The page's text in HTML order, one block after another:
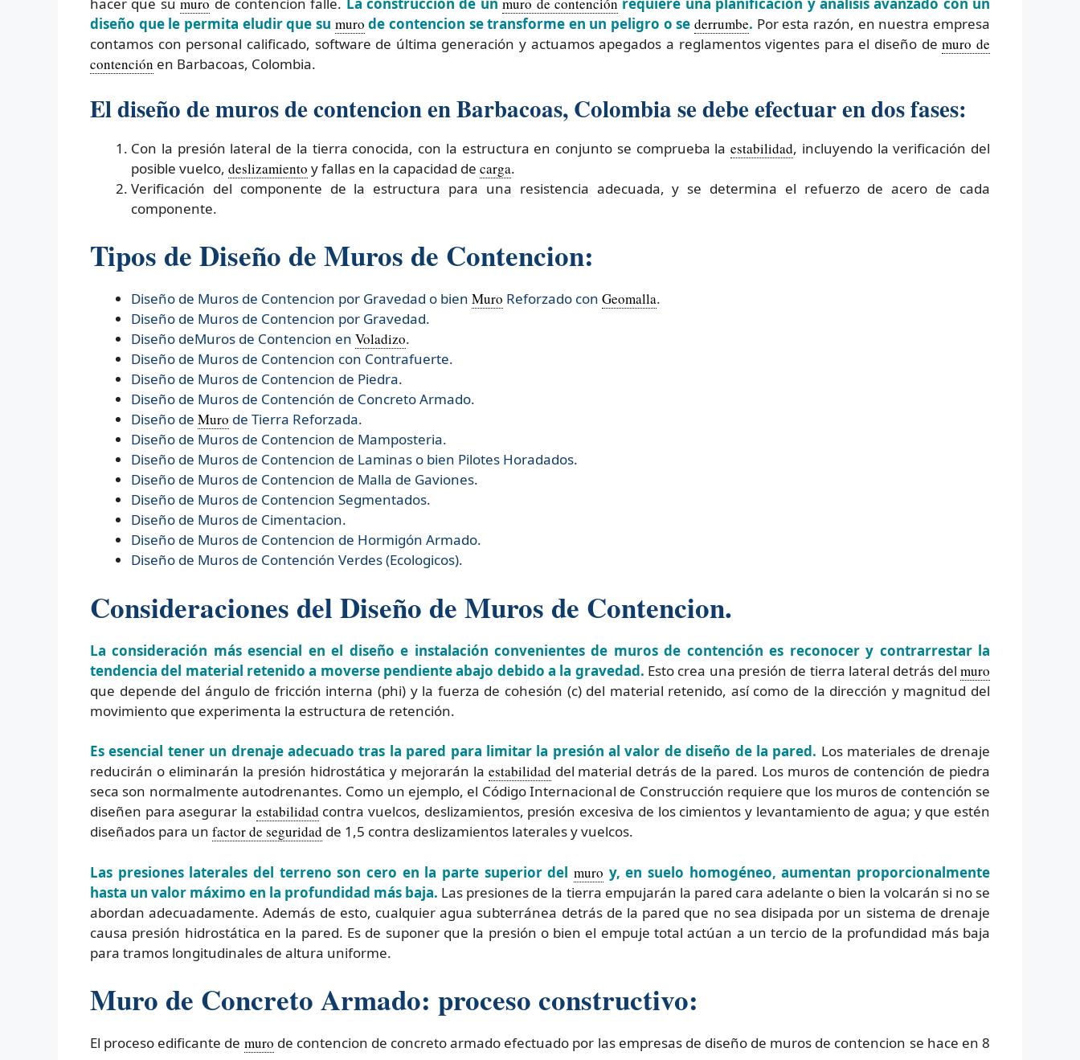
hacer que sumuro de contencion falle. La construcción de unmuro de contención requiere una planificación y analisis avanzado con un
diseño que le permita eludir que su muro de contencion se transforme en un peligro o sederrumbe. Por esta razón, en nuestra empresa
contamos con personal calificado, software de última generación y actuamos apegados a reglamentos vigentes para el diseño demuro de
contención en Barbacoas, Colombia.
El diseño de muros de contencion en Barbacoas, Colombia se debe efectuar en dos fases:
Con la presión lateral de la tierra conocida, con la estructura en conjunto se comprueba la estabilidad, incluyendo la verificación del
posible vuelco, deslizamiento y fallas en la capacidad de carga.
Verificación del componente de la estructura para una resistencia adecuada, y se determina el refuerzo de acero de cada
componente.
Tipos de Diseño de Muros de Contencion:
Diseño de Muros de Contencion por Gravedad o bien Muro Reforzado con Geomalla.
Diseño de Muros de Contencion por Gravedad.
Diseño deMuros de Contencion en Voladizo.
Diseño de Muros de Contencion con Contrafuerte.
Diseño de Muros de Contencion de Piedra.
Diseño de Muros de Contención de Concreto Armado.
Diseño de Muro de Tierra Reforzada.
Diseño de Muros de Contencion de Mamposteria.
Diseño de Muros de Contencion de Laminas o bien Pilotes Horadados.
Diseño de Muros de Contencion de Malla de Gaviones.
Diseño de Muros de Contencion Segmentados.
Diseño de Muros de Cimentacion.
Diseño de Muros de Contencion de Hormigón Armado.
Diseño de Muros de Contención Verdes (Ecologicos).
Consideraciones del Diseño de Muros de Contencion.
La consideración más esencial en el diseño e instalación convenientes de muros de contención es reconocer y contrarrestar la
tendencia del material retenido a moverse pendiente abajo debido a la gravedad. Esto crea una presión de tierra lateral detrás delmuro
que depende del ángulo de fricción interna (phi) y la fuerza de cohesión (c) del material retenido, así como de la dirección y magnitud del
movimiento que experimenta la estructura de retención.
Es esencial tener un drenaje adecuado tras la pared para limitar la presión al valor de diseño de la pared. Los materiales de drenaje
reducirán o eliminarán la presión hidrostática y mejorarán la estabilidad del material detrás de la pared. Los muros de contención de piedra
seca son normalmente autodrenantes. Como un ejemplo, el Código Internacional de Construcción requiere que los muros de contención se
diseñen para asegurar la estabilidad contra vuelcos, deslizamientos, presión excesiva de los cimientos y levantamiento de agua; y que estén
diseñados para un factor de seguridad de 1,5 contra deslizamientos laterales y vuelcos.
Las presiones laterales del terreno son cero en la parte superior del muro y, en suelo homogéneo, aumentan proporcionalmente
hasta un valor máximo en la profundidad más baja. Las presiones de la tierra empujarán la pared cara adelante o bien la volcarán si no se
abordan adecuadamente. Además de esto, cualquier agua subterránea detrás de la pared que no sea disipada por un sistema de drenaje
causa presión hidrostática en la pared. Es de suponer que la presión o bien el empuje total actúan a un tercio de la profundidad más baja
para tramos longitudinales de altura uniforme.
Muro de Concreto Armado: proceso constructivo:
El proceso edificante de muro de contencion de concreto armado efectuado por las empresas de diseño de muros de contencion se hace en 8